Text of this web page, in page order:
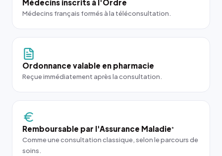
Médecins inscrits à l'Ordre
Médecins français formés à la téléconsultation.
Ordonnance valable en pharmacie
Reçue immédiatement après la consultation.
Remboursable par l'Assurance Maladie*
Comme une consultation classique, selon le parcours de
soins.